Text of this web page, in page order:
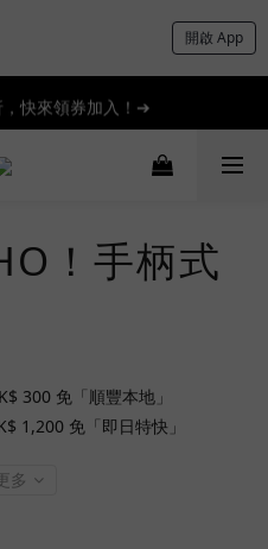
開啟 App
$1200 即日特快免運 ➔
$1200 即日特快免運 ➔
快來領券加入！➔
$1200 即日特快免運 ➔
！手柄式
300 免「順豐本地」
1,200 免「即日特快」
多